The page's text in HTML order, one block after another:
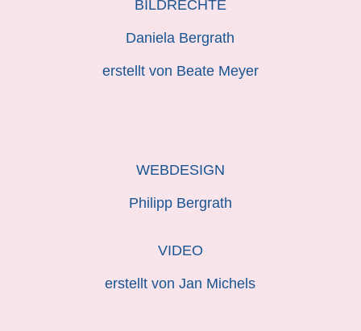
BILDRECHTE
Daniela Bergrath
erstellt von Beate Meyer
WEBDESIGN
Philipp Bergrath
VIDEO
erstellt von Jan Michels